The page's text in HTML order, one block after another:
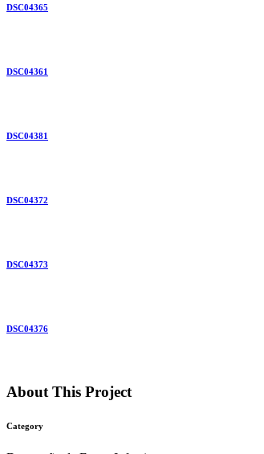
DSC04365
DSC04361
DSC04381
DSC04372
DSC04373
DSC04376
About This Project
Category